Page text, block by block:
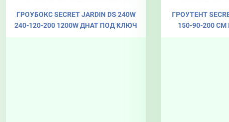
ГРОУБОКС SECRET JARDIN DS 240W
240-120-200 1200W ДНАТ ПОД КЛЮЧ
ГРОУТЕНТ
150-90-200